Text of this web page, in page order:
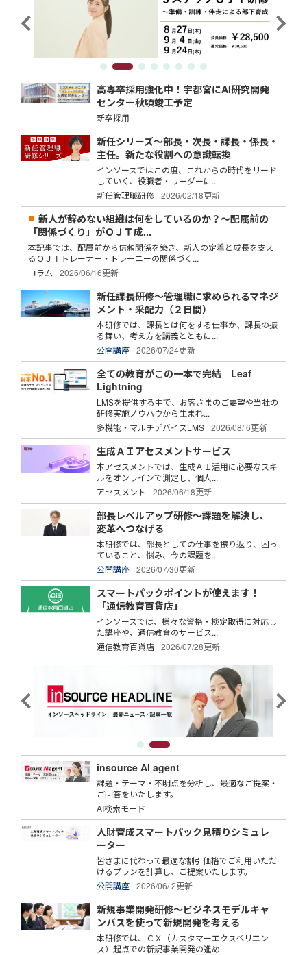
高専卒採用強化中！宇都宮にAI研究開発
センター秋頃竣工予定
新卒採用
新任シリーズ～部長・次長・課長・係長・
主任。新たな役割への意識転換
インソースではこの度、これからの時代をリード
していく、役職者・リーダーに...
新任管理職研修
2026/02/18更新
新人が辞めない組織は何をしているのか？～配属前の
「関係づくり」がＯＪＴ成...
本記事では、配属前から信頼関係を築き、新人の定着と成長を支え
るＯＪＴトレーナー・トレーニーの関係づく...
コラム
2026/06/16更新
新任課長研修～管理職に求められるマネジ
メント・采配力（２日間）
本研修では、課長とは何をする仕事か、課長の振
る舞い、考え方を講義とともに...
公開講座
2026/07/24更新
全ての教育がこの一本で完結 Leaf
Lightning
LMSを提供する中で、お客さまのご要望や当社の
研修実施ノウハウから生まれ...
多機能・マルチデバイスLMS
2026/08/ 6更新
生成ＡＩアセスメントサービス
本アセスメントでは、生成ＡＩ活用に必要なスキ
ルをオンラインで測定し、個人...
アセスメント
2026/06/18更新
部長レベルアップ研修～課題を解決し、
変革へつなげる
本研修では、部長としての仕事を振り返り、困っ
ていること、悩み、今の課題を...
公開講座
2026/07/30更新
スマートパックポイントが使えます！
「通信教育百貨店」
インソースでは、様々な資格・検定取得に対応し
た講座や、通信教育のサービス...
通信教育百貨店
2026/07/28更新
insource AI agent
課題・テーマ・不明点を分析し、最適なご提案・
ご回答をいたします。
AI検索モード
人財育成スマートパック見積りシミュレ
ーター
皆さまに代わって最適な割引価格でご利用いただ
けるプランを計算し、ご提案いたします。
公開講座
2026/06/ 2更新
新規事業開発研修～ビジネスモデルキャ
ンバスを使って新規開発を考える
本研修では、ＣＸ（カスタマーエクスペリエン
ス）起点での新規事業開発の進め...